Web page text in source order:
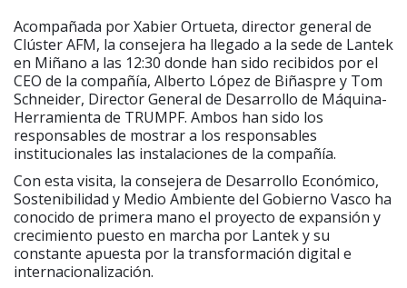
Acompañada por Xabier Ortueta, director general de
Clúster AFM, la consejera ha llegado a la sede de Lantek
en Miñano a las 12:30 donde han sido recibidos por el
CEO de la compañía, Alberto López de Biñaspre y Tom
Schneider, Director General de Desarrollo de Máquina-
Herramienta de TRUMPF. Ambos han sido los
responsables de mostrar a los responsables
institucionales las instalaciones de la compañía.
Con esta visita, la consejera de Desarrollo Económico,
Sostenibilidad y Medio Ambiente del Gobierno Vasco ha
conocido de primera mano el proyecto de expansión y
crecimiento puesto en marcha por Lantek y su
constante apuesta por la transformación digital e
internacionalización.